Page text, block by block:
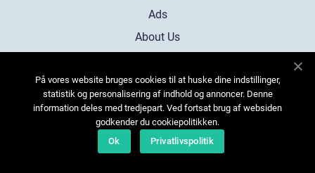
Ads
About Us
Contact
Sitemap
På vores website bruges cookies til at huske dine indstillinger,
statistik og personalisering af indhold og annoncer. Denne
information deles med tredjepart. Ved fortsat brug af websiden
godkender du cookiepolitikken.
Ok
Privatlivspolitik